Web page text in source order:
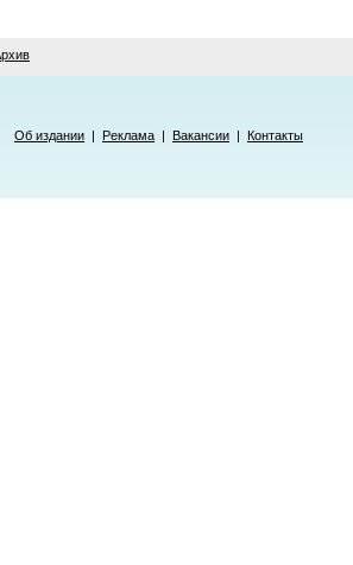
Об издании | Реклама | Вакансии | Контакты